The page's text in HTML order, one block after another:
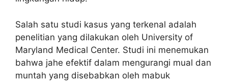
Salah satu studi kasus yang terkenal adalah
penelitian yang dilakukan oleh University of
Maryland Medical Center. Studi ini menemukan
bahwa jahe efektif dalam mengurangi mual dan
muntah yang disebabkan oleh mabuk